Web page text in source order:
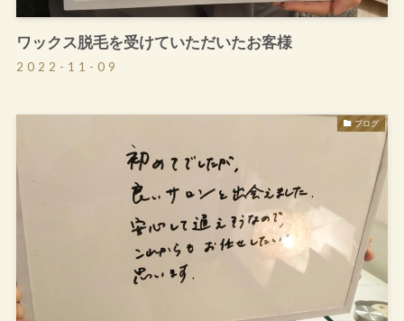
ワックス脱毛を受けていただいたお客様
2022-11-09
ブログ